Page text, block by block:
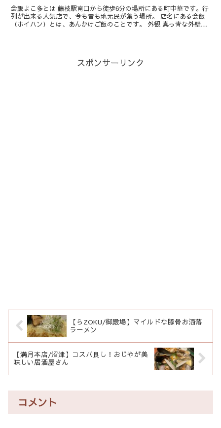
会飯よこ多とは 藤枝駅南口から徒歩6分の場所にある町中華です。行
列が出来る人気店で、今も昔も地元民が集う場所。 店名にある会飯
（ホイハン）とは、あんかけご飯のことです。 外観 真っ青な外壁の
スポンサーリンク
【らZOKU/御殿場】マイルドな豚骨お洒落
ラーメン
【満月本店/沼津】コスパ良し！おじやが美
味しい居酒屋さん
コメント